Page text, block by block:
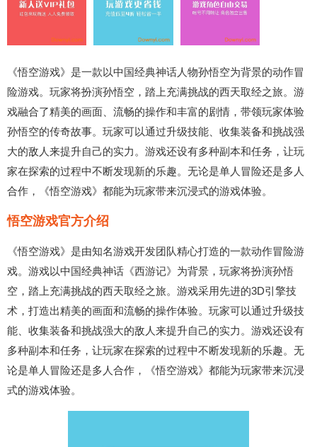
《悟空游戏》是一款以中国经典神话人物孙悟空为背景的动作冒
险游戏。玩家将扮演孙悟空，踏上充满挑战的西天取经之旅。游
戏融合了精美的画面、流畅的操作和丰富的剧情，带领玩家体验
孙悟空的传奇故事。玩家可以通过升级技能、收集装备和挑战强
大的敌人来提升自己的实力。游戏还设有多种副本和任务，让玩
家在探索的过程中不断发现新的乐趣。无论是单人冒险还是多人
合作，《悟空游戏》都能为玩家带来沉浸式的游戏体验。
悟空游戏官方介绍
《悟空游戏》是由知名游戏开发团队精心打造的一款动作冒险游
戏。游戏以中国经典神话《西游记》为背景，玩家将扮演孙悟
空，踏上充满挑战的西天取经之旅。游戏采用先进的3D引擎技
术，打造出精美的画面和流畅的操作体验。玩家可以通过升级技
能、收集装备和挑战强大的敌人来提升自己的实力。游戏还设有
多种副本和任务，让玩家在探索的过程中不断发现新的乐趣。无
论是单人冒险还是多人合作，《悟空游戏》都能为玩家带来沉浸
式的游戏体验。